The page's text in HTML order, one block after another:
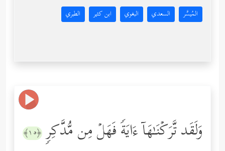
المُيسَّر السعدي البغوي ابن كثير الطبري
وَلَقَد تَّرَكۡنَـٰهَاۤ ءَایَةࣰ فَهَلۡ مِن مُّدَّكِرࣲ ﴿١٥﴾